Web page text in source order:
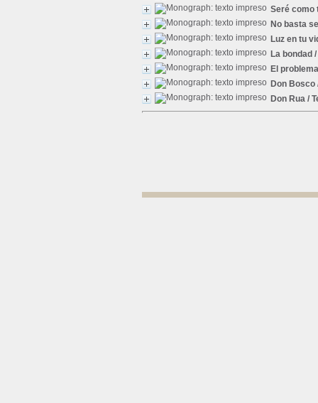
Seré como
No basta
Luz en tu
La bondad
El
Don Bosco
Don Rua /